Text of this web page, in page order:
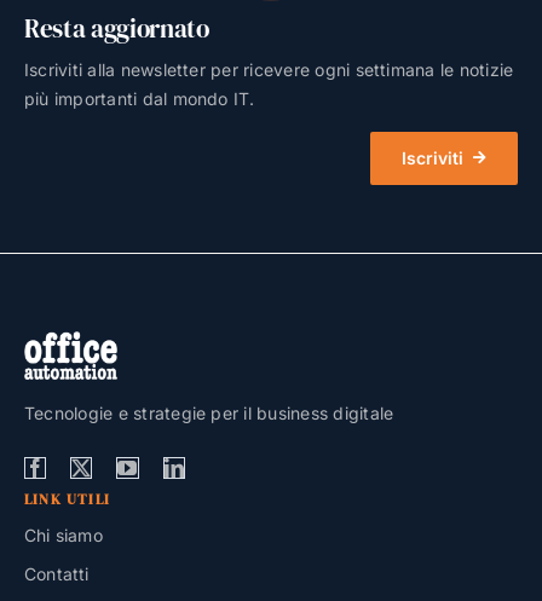
Resta aggiornato
Iscriviti alla newsletter per ricevere ogni settimana le notizie
più importanti dal mondo IT.
Iscriviti
Tecnologie e strategie per il business digitale
LINK UTILI
Chi siamo
Contatti